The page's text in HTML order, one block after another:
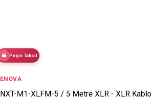
Peşin Taksit
ENOVA
NXT-M1-XLFM-5 / 5 Metre XLR - XLR Kablo